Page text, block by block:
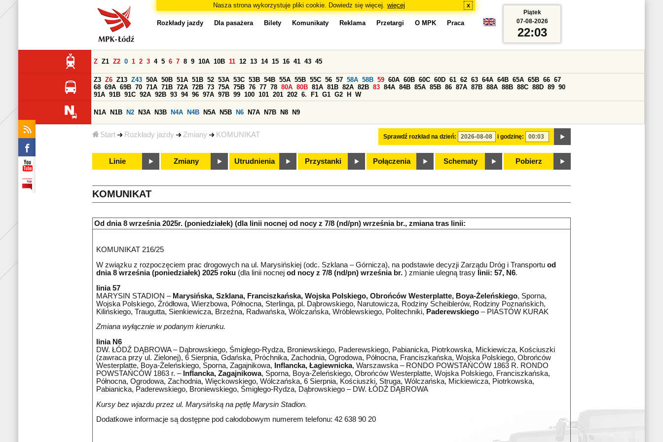
Nasza strona wykorzystuje pliki cookie. Dowiedz się więcej. więcej x
Start Rozkłady jazdy Zmiany KOMUNIKAT
Rozkłady jazdy Dla pasażera Bilety Komunikaty Reklama Przetargi O MPK Praca
Sprawdź rozkład na dzień: i godzinę:
Z Z1 Z2 0 1 2 3 4 5 6 7 8 9 10A 10B 11 12 13 14 15 16 41 43 45
Z3 Z6 Z13 Z43 50A 50B 51A 51B 52 53A 53C 53B 54B 55A 55B 55C 56 57 58A 58B 59 60A 60B 60C 60D 61 62 63 64A 64B 65A 65B 66 67
68 69A 69B 70 71A 71B 72A 72B 73 75A 75B 76 77 78 80A 80B 81A 81B 82A 82B 83 84A 84B 85A 85B 86 87A 87B 88A 88B 88C 88D 89 90
91A 91B 91C 92A 92B 93 94 96 97A 97B 99 100 101 201 202 6. F1 G1 G2 H W
N1A N1B N2 N3A N3B N4A N4B N5A N5B N6 N7A N7B N8 N9
Linie Zmiany Utrudnienia Przystanki Połączenia Schematy Pobierz
Piątek
07-08-2026
22:03
KOMUNIKAT
Od dnia 8 września 2025r. (poniedziałek) (dla linii nocnej od nocy z 7/8 (nd/pn) września br., zmiana tras linii:
KOMUNIKAT 216/25
W związku z rozpoczęciem prac drogowych na ul. Marysińskiej (odc. Szklana – Górnicza), na podstawie decyzji Zarządu Dróg i Transportu od
dnia 8 września (poniedziałek) 2025 roku (dla linii nocnej od nocy z 7/8 (nd/pn) września br. ) zmianie ulegną trasy linii: 57, N6.
linia 57
MARYSIN STADION – Marysińska, Szklana, Franciszkańska, Wojska Polskiego, Obrońców Westerplatte, Boya-Żeleńskiego, Sporna,
Wojska Polskiego, Źródłowa, Wierzbowa, Północna, Sterlinga, pl. Dąbrowskiego, Narutowicza, Rodziny Scheiblerów, Rodziny Poznańskich,
Kilińskiego, Traugutta, Sienkiewicza, Brzeźna, Radwańska, Wólczańska, Wróblewskiego, Politechniki, Paderewskiego – PIASTÓW KURAK
Zmiana wyłącznie w podanym kierunku.
linia N6
DW. ŁÓDŹ DĄBROWA – Dąbrowskiego, Śmigłego-Rydza, Broniewskiego, Paderewskiego, Pabianicka, Piotrkowska, Mickiewicza, Kościuszki
(zawraca przy ul. Zielonej), 6 Sierpnia, Gdańska, Próchnika, Zachodnia, Ogrodowa, Północna, Franciszkańska, Wojska Polskiego, Obrońców
Westerplatte, Boya-Żeleńskiego, Sporna, Zagajnikowa,
Inflancka, Łagiewnicka, Warszawska – RONDO POWSTAŃCÓW 1863 R. RONDO
POWSTAŃCÓW 1863 r. – Inflancka, Zagajnikowa, Sporna, Boya-Żeleńskiego, Obrońców Westerplatte, Wojska Polskiego, Franciszkańska,
Północna, Ogrodowa, Zachodnia, Więckowskiego, Wólczańska, 6 Sierpnia, Kościuszki, Struga, Wólczańska, Mickiewicza, Piotrkowska,
Pabianicka, Paderewskiego, Broniewskiego, Śmigłego-Rydza, Dąbrowskiego – DW. ŁÓDŹ DĄBROWA
Kursy bez wjazdu przez ul. Marysińską na pętlę Marysin Stadion.
Dodatkowe informacje są dostępne pod całodobowym numerem telefonu: 42 638 90 20